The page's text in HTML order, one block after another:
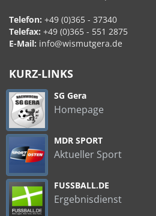
Telefon: +49 (0)365 - 37340
Telefax: +49 (0)365 - 551 2875
E-Mail: info@wismutgera.de
KURZ-LINKS
SG Gera
Homepage
MDR SPORT
Aktueller Sport
FUSSBALL.DE
Ergebnisdienst